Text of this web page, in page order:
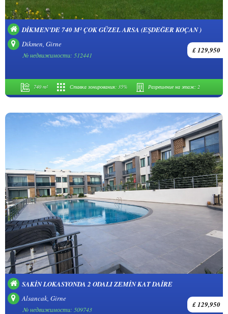
DIKMEN’DE 740 M² ÇOK GÜZEL ARSA (EŞDEĞER KOÇAN )
Dikmen, Girne
£ 129,950
№ недвижимости: 512441
740 m² Ставка зонирования: 35% Разрешение на этаж: 2
SAKIN LOKASYONDA 2 ODALI ZEMIN KAT DAIRE
Alsancak, Girne
£ 129,950
№ недвижимости: 509743